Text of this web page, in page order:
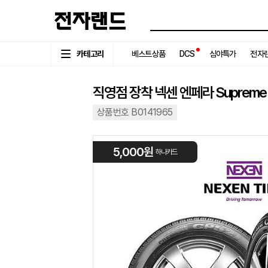
카테고리 베스트상품 DCS 심야특가 전자
직영점 장착 넥센 엔페라
상품번호 B0141965
5,000원 하나카드